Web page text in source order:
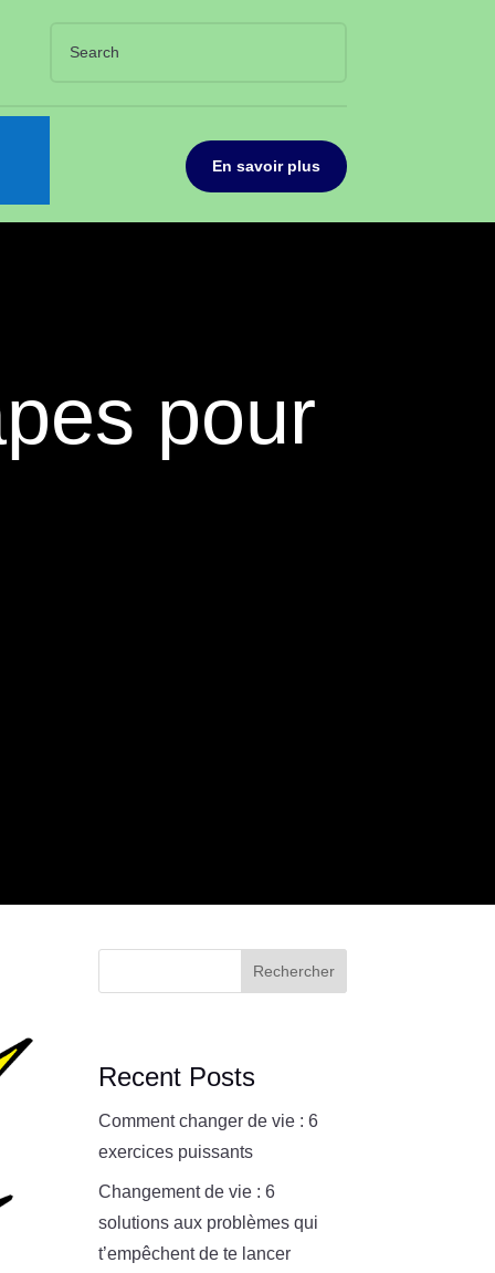
En savoir plus
pour
Rechercher
Recent Posts
Comment changer de vie : 6
exercices puissants
Changement de vie : 6
solutions aux problèmes qui
t’empêchent de te lancer